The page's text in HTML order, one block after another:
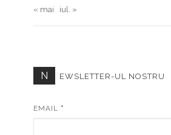
« mai iul. »
N EWSLETTER-UL NOSTRU
EMAIL *